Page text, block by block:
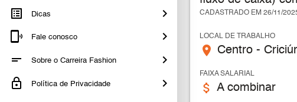
Dicas
Fale conosco
Sobre o Carreira Fashion
Política de Privacidade
CADASTRADO EM 26/11/
LOCAL DE TRABALHO
place Centro -
FAIXA SALARIAL
attach_money A combinar